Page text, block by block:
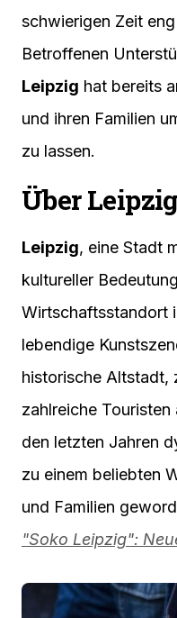
schwierigen Zeit
Betroffenen
Leipzig hat bereits
und ihren Familien
zu lassen.
Über Leipzig
Leipzig, eine Stadt
kultureller
Wirtschaftsstandort
lebendige
historische Altstadt,
zahlreiche
den letzten Jahren
zu einem beliebten
und Familien
"Soko Leipzig":